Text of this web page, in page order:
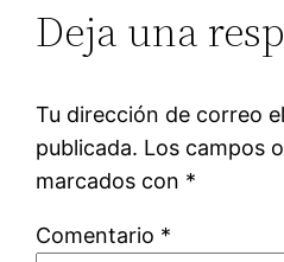
Deja una
Tu dirección de correo
publicada. Los campos
marcados con *
Comentario *